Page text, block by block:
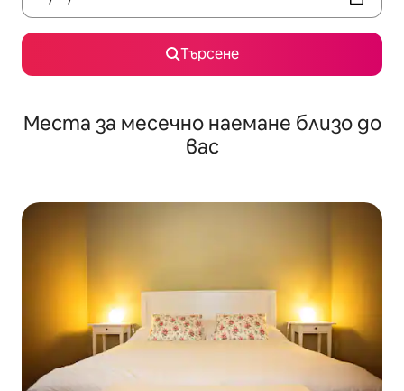
Търсене
Места за месечно наемане близо до
вас